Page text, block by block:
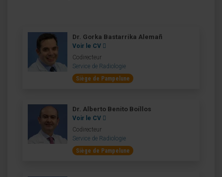
Dr. Gorka Bastarrika Alemañ
Voir le CV
Codirecteur
Service de Radiologie
Siège de Pampelune
Dr. Alberto Benito Boíllos
Voir le CV
Codirecteur
Service de Radiologie
Siège de Pampelune